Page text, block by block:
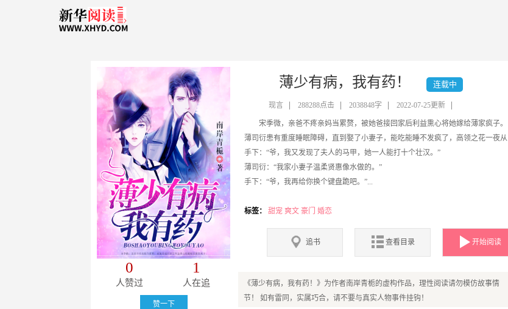
0
人赞过
1
人在追
赞一下
薄少有病，我有药！ 连载中
现言 288288点击 2038848字 2022-07-25更新
宋季微，亲爸不疼亲妈当累赘，被她爸接回家后利益熏心将她嫁给薄家疯子。
薄司衍患有重度睡眠障碍，直到娶了小妻子，能吃能睡不发疯了，高领之花一夜从神坛跌落：“我家小妻子娇小可人，你们都给我照顾点！”
手下：“爷，我又发现了夫人的马甲，她一人能打十个壮汉。”
薄司衍：“我家小妻子温柔贤惠像水做的。”
手下：“爷，我再给你换个键盘跪吧。”...
标签： 甜宠 爽文 豪门 婚恋
追书 查看目录 开始阅读
《薄少有病，我有药！》为作者南岸青栀的虚构作品，理性阅读请勿模仿故事情
节！ 如有雷同，实属巧合，请不要与真实人物事件挂钩！